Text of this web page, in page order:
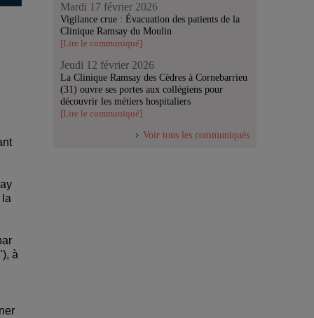
la
à
Mardi 17 février 2026
Vigilance crue : Évacuation des patients de la
Clinique Ramsay du Moulin
[Lire le communiqué]
Jeudi 12 février 2026
La Clinique Ramsay des Cèdres à Cornebarrieu
(31) ouvre ses portes aux collégiens pour
découvrir les métiers hospitaliers
[Lire le communiqué]
Voir tous les communiqués